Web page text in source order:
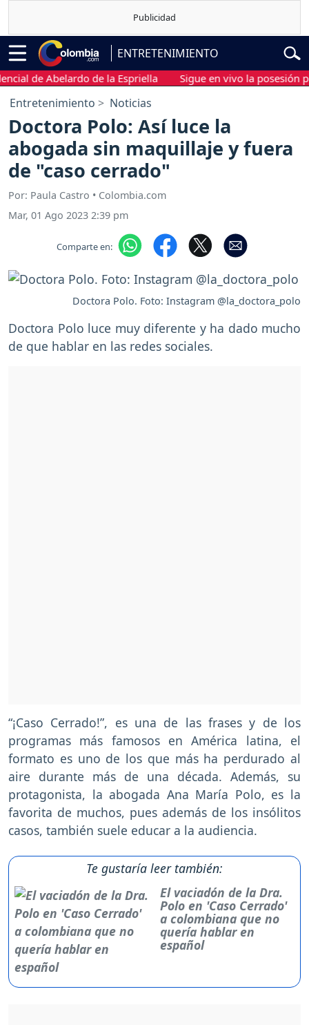
ENTRETENIMIENTO
de Abelardo de la Espriella Sigue en vivo la posesión
Entretenimiento Noticias
Doctora Polo: Así luce la
abogada sin maquillaje y fuera
de "caso cerrado"
Por: Paula Castro • Colombia.com
Mar, 01 Ago 2023 2:39 pm
Comparte en:
Doctora Polo. Foto: Instagram @la_doctora_polo
Doctora Polo luce muy diferente y ha dado mucho
de que hablar en las redes sociales.
“¡Caso Cerrado!”, es una de las frases y de los
programas más famosos en América latina, el
formato es uno de los que más ha perdurado al
aire durante más de una década. Además, su
protagonista, la abogada Ana María Polo, es la
favorita de muchos, pues además de los insólitos
casos, también suele educar a la audiencia.
Te gustaría leer también:
El vaciadón de la Dra.
Polo en 'Caso Cerrado'
a colombiana que no
quería hablar en
español